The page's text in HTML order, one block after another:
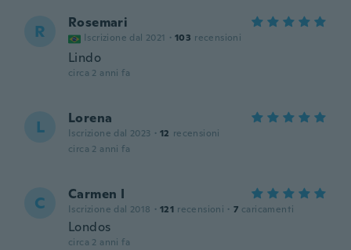
R Rosemari
Iscrizione dal 2021 · 103 recensioni
Lindo
circa 2 anni fa
L Lorena
Iscrizione dal 2023 · 12 recensioni
circa 2 anni fa
C Carmen I
Iscrizione dal 2018 · 121 recensioni · 7 caricamenti
Londos
circa 2 anni fa